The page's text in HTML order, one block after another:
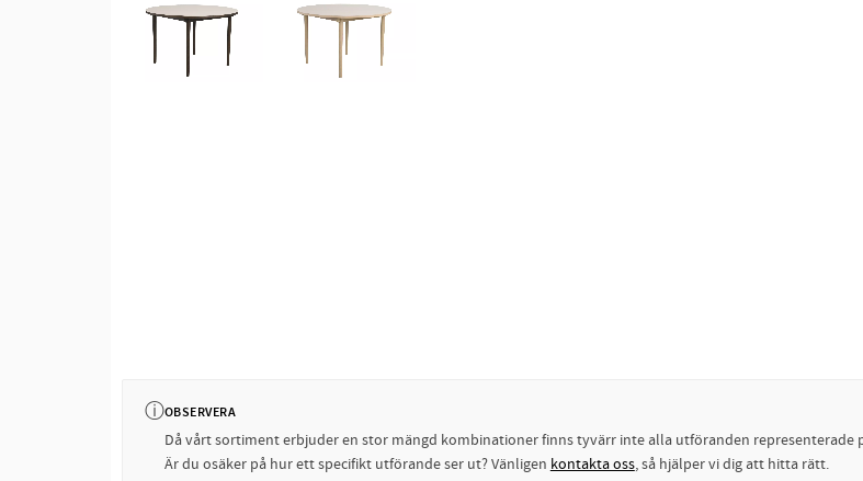
ⓘOBSERVERA
Då vårt sortiment erbjuder en stor mängd kombinationer finns tyvärr inte alla utföranden
Är du osäker på hur ett specifikt utförande ser ut? Vänligen kontakta oss, så hjälper vi dig att hitta rätt.